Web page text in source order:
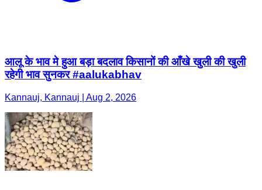
आलू के भाव मे हुआ बड़ा बदलाव किसानों की आँखे खुली की खुली
रहेगी भाव सुनकर #aalukabhav
Kannauj, Kannauj | Aug 2, 2026